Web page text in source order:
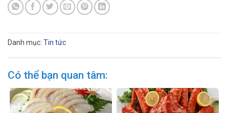
Danh mục: Tin tức
Có thể bạn quan tâm: